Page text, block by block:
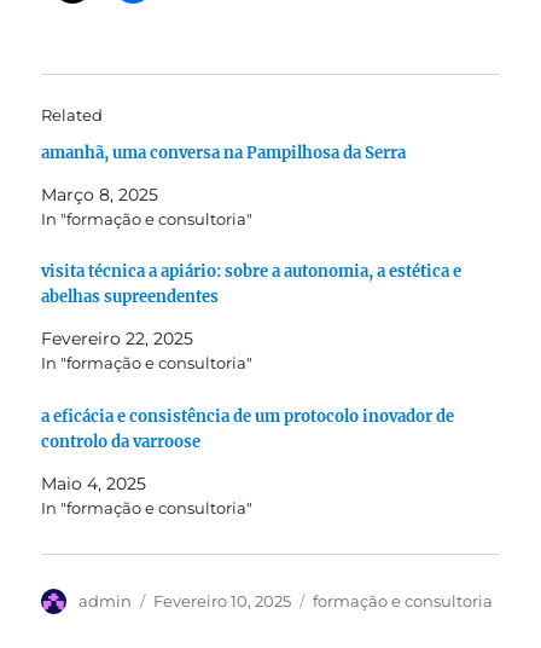
Related
amanhã, uma conversa na Pampilhosa da Serra
Março 8, 2025
In "formação e consultoria"
visita técnica a apiário: sobre a autonomia, a estética e
abelhas supreendentes
Fevereiro 22, 2025
In "formação e consultoria"
a eficácia e consistência de um protocolo inovador de
controlo da varroose
Maio 4, 2025
In "formação e consultoria"
Autor
admin
Publicado
Fevereiro 10, 2025 Categorias
formação e consultoria